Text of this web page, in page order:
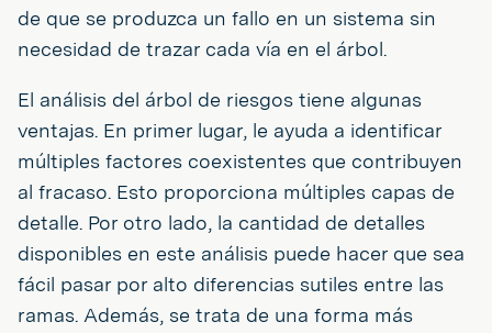
de que se produzca un fallo en un sistema sin
necesidad de trazar cada vía en el árbol.
El análisis del árbol de riesgos tiene algunas
ventajas. En primer lugar, le ayuda a identificar
múltiples factores coexistentes que contribuyen
al fracaso. Esto proporciona múltiples capas de
detalle. Por otro lado, la cantidad de detalles
disponibles en este análisis puede hacer que sea
fácil pasar por alto diferencias sutiles entre las
ramas. Además, se trata de una forma más